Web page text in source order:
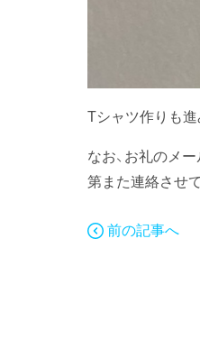
Tシャツ作りも進
なお、お礼のメ
第また連絡させ
前の記事へ